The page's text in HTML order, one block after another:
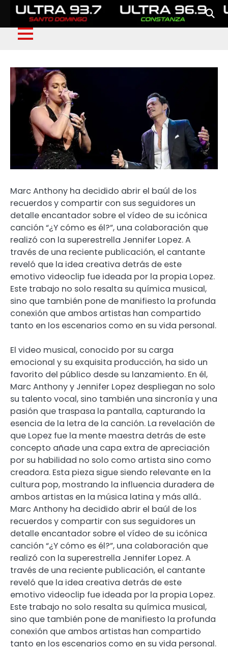
Marc Anthony ha decidido abrir el baúl de los
recuerdos y compartir con sus seguidores un
detalle encantador sobre el vídeo de su icónica
canción “¿Y cómo es él?”, una colaboración que
realizó con la superestrella Jennifer Lopez. A
través de una reciente publicación, el cantante
reveló que la idea creativa detrás de este
emotivo videoclip fue ideada por la propia Lopez.
Este trabajo no solo resalta su química musical,
sino que también pone de manifiesto la profunda
conexión que ambos artistas han compartido
tanto en los escenarios como en su vida personal.
El video musical, conocido por su carga
emocional y su exquisita producción, ha sido un
favorito del público desde su lanzamiento. En él,
Marc Anthony y Jennifer Lopez despliegan no solo
su talento vocal, sino también una sincronía y una
pasión que traspasa la pantalla, capturando la
esencia de la letra de la canción. La revelación de
que Lopez fue la mente maestra detrás de este
concepto añade una capa extra de apreciación
por su habilidad no solo como artista sino como
creadora. Esta pieza sigue siendo relevante en la
cultura pop, mostrando la influencia duradera de
ambos artistas en la música latina y más allá..
Marc Anthony ha decidido abrir el baúl de los
recuerdos y compartir con sus seguidores un
detalle encantador sobre el vídeo de su icónica
canción “¿Y cómo es él?”, una colaboración que
realizó con la superestrella Jennifer Lopez. A
través de una reciente publicación, el cantante
reveló que la idea creativa detrás de este
emotivo videoclip fue ideada por la propia Lopez.
Este trabajo no solo resalta su química musical,
sino que también pone de manifiesto la profunda
conexión que ambos artistas han compartido
tanto en los escenarios como en su vida personal.